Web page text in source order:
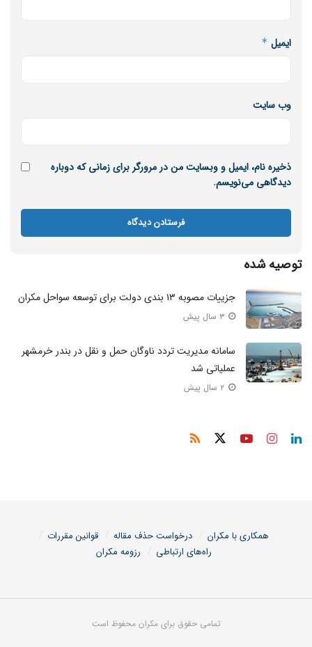
ایمیل *
وب‌ سایت
ذخیره نام، ایمیل و وبسایت من در مرورگر برای زمانی که دوباره
دیدگاهی می‌نویسم.
توصیه شده
جزییات مصوبه ۱۳ بندی دولت برای توسعه سواحل مکران
سامانه مدیریت تردد ناوگان حمل و نقل در بندر خرمشهر
عملیاتی شد
همکاری با مکران درخواست حذف مقاله
قوانین مقررات
راه‌های ارتباطی
رزومه مکران
تمامی حقوق برای مکران محفوظ است